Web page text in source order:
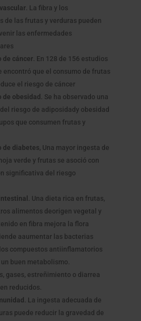
. La fibra y los
de las frutas y verduras pueden
las enfermedades
de cáncer. En 128 de 156 estudios
encontró que el consumo de frutas
el riesgo de cáncer
de obesidad
. Se ha observado una
riesgo de adiposidady obesidad
que consumen frutas y
de diabetes, Una mayor ingesta de
verde y frutas se asoció con
significativa del riesgo
. Una dieta rica en frutas,
alimentos deorigen vegetal y
en fibra mejora la flora
aaumentar las bacterias
compuestos antiinflamatorios
buen metabolismo.
gases, estreñimiento o diarrea
reducidos.
. La ingesta adecuada de
puede reducir la gravedad de